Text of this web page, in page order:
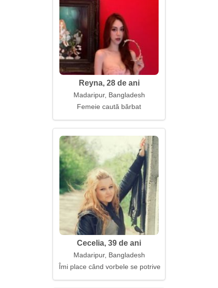
Reyna, 28 de ani
Madaripur, Bangladesh
Femeie caută bărbat
Cecelia, 39 de ani
Madaripur, Bangladesh
Îmi place când vorbele se potrivesc cu faptele